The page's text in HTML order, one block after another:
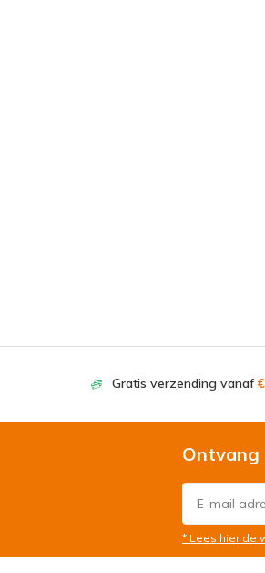
Gratis verzending vanaf
Ontvang
* Lees hier de